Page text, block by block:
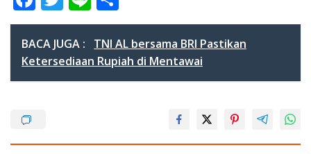
ac
e
b
o
w
itt
er
n
e
h
ar
e
BACA JUGA :
TNI AL bersama BRI Pastikan
Ketersediaan Rupiah di Mentawai